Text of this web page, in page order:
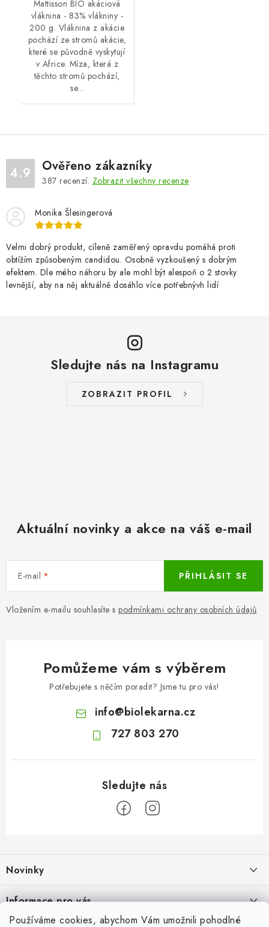
Používáme cookies, abychom Vám umožnili pohodlné
Mattisson BIO akáciová
vláknina - 83% vlákniny -
200 g. Vláknina z akácie
pochází ze stromů akácie,
které se původně vyskytují
v Africe. Míza, která z
těchto stromů pochází,
se...
4.9 Ověřeno zákazníky
387 recenzí. Zobrazit všechny recenze
Monika Šlesingerová
Velmi dobrý produkt, cíleně zaměřený opravdu pomáhá proti
obtížím způsobeným candidou. Osobně vyzkoušený s dobrým
efektem. Dle mého náhoru by ale mohl být alespoň o 2 stovky
levnější, aby na něj aktuálně dosáhlo více potřebnývh lidí
Sledujte nás na Instagramu
ZOBRAZIT PROFIL
Aktuální novinky a akce na váš e-mail
E-mail
Vložením e-mailu souhlasíte s podmínkami ochrany osobních údajů
PŘIHLÁSIT SE
Pomůžeme vám s výběrem
Potřebujete s něčím poradit? Jsme tu pro vás!
info@biolekarna.cz
727 803 270
p
a
t
Novinky
Olivový olej při zácpě: co ukazují klinické studie?
Informace pro vás
Odborný garant MUDr. Monika Klaudysová